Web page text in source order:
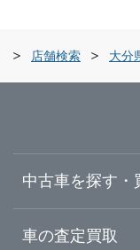
ガリバー車検 大分
ガリバー中津店
ガリバー車検 中津
大分県
店舗検索 大分
中古車を探す・
中古車情報・中古
車の査定買取